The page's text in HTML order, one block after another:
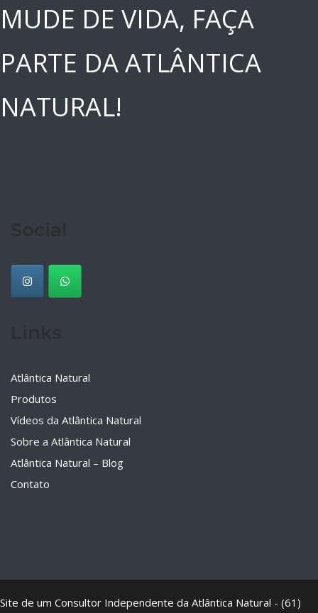
MUDE DE VIDA, FAÇA
PARTE DA ATLÂNTICA
NATURAL!
Atlântica Natural
Produtos
Vídeos da Atlântica Natural
Sobre a Atlântica Natural
Atlântica Natural – Blog
Contato
Site de um Consultor Independente da Atlântica Natural - (61)